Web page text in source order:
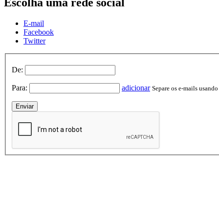
Escolha uma rede social
E-mail
Facebook
Twitter
De:
Para: adicionar Separe os e-mails